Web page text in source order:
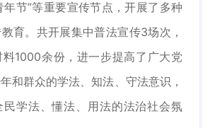
年节”等重要宣传节点，开展了多种
育。共开展集中普法宣传3场次，
1000余份，进一步提高了广大党
和群众的学法、知法、守法意识，
学法、懂法、用法的法治社会氛